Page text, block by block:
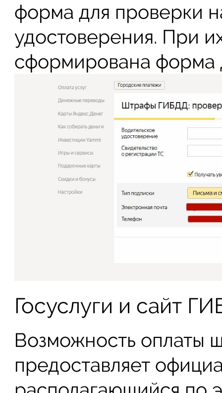
форма для проверки
удостоверения. При
сформирована форма
Госуслуги и сайт
Возможность оплаты
предоставляет